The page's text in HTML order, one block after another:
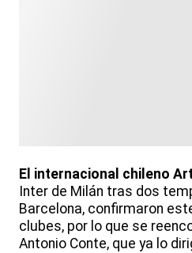
El internacional chileno
Inter de Milán tras dos
Barcelona, confirmaron
clubes, por lo que se
Antonio Conte, que ya lo